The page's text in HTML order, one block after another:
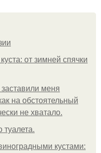
от зимней спячки
меня
на обстоятельный
не хватало.
туалета.
кустами: